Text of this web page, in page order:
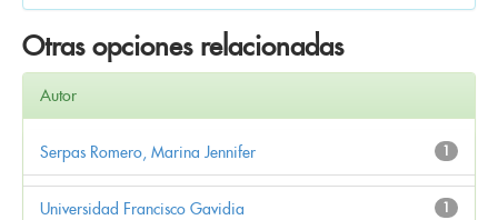
Otras opciones relacionadas
Autor
1
Serpas Romero, Marina Jennifer
1
Universidad Francisco Gavidia